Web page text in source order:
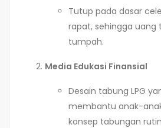
Tutup pada dasar
rapat, sehingga uang
tumpah.
Media Edukasi Finansial
Desain tabung LPG
membantu anak-
konsep tabungan